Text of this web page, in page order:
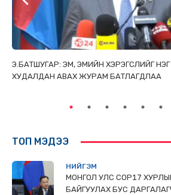
Э.БАТШУГАР: ЭМ, ЭМИЙН ХЭРЭГСЛИЙГ
ХУДАЛДАН АВАХ ЖУРАМ БАТЛАГДЛАА
ТОП МЭДЭЭ
НИЙГЭМ
МОНГОЛ УЛС СОР17 ХУРЛЫГ
БАЙГУУЛАХ БУС